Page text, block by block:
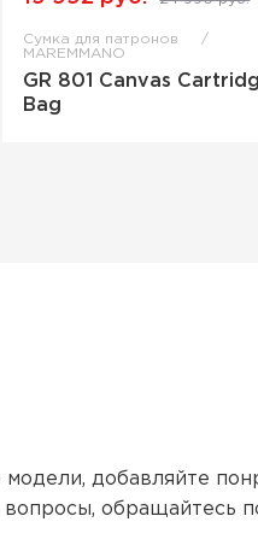
Сумка для патронов
MAREMMANO
GR 801 Canvas
Bag
добавляйте
обращайтесь